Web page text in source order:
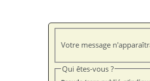
Votre message
Qui êtes-vous ?